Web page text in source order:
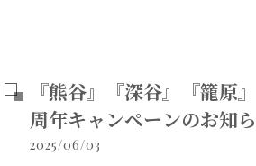
『熊谷』『深谷』『籠
周年キャンペーンのお知
2025/06/03